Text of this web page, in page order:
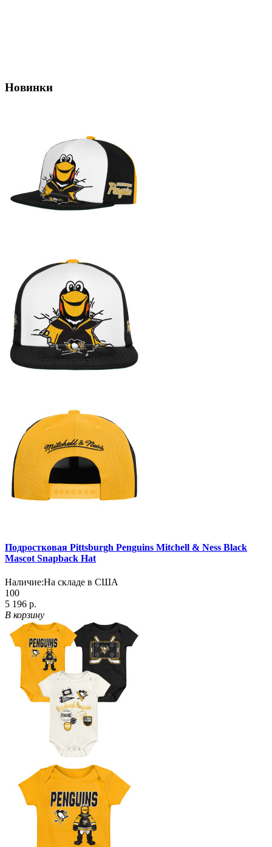
Новинки
Подростковая Pittsburgh Penguins Mitchell & Ness Black
Mascot Snapback Hat
Наличие:На складе в США
100
5 196 р.
В корзину